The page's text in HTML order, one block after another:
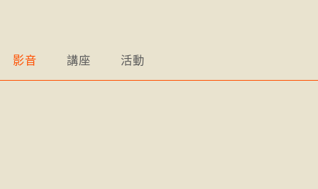
影音 講座 活動